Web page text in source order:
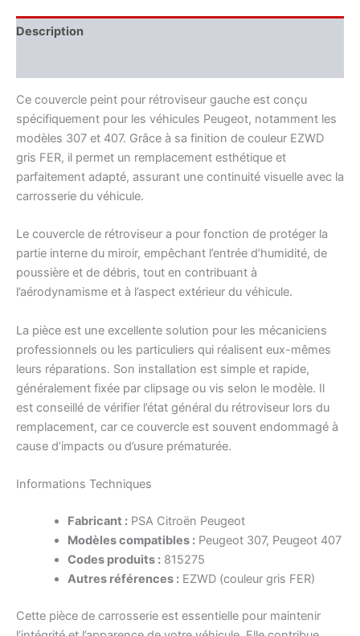
Description
Ce couvercle peint pour rétroviseur gauche est conçu
spécifiquement pour les véhicules Peugeot, notamment les
modèles 307 et 407. Grâce à sa finition de couleur EZWD
gris FER, il permet un remplacement esthétique et
parfaitement adapté, assurant une continuité visuelle avec la
carrosserie du véhicule.
Le couvercle de rétroviseur a pour fonction de protéger la
partie interne du miroir, empêchant l’entrée d’humidité, de
poussière et de débris, tout en contribuant à
l’aérodynamisme et à l’aspect extérieur du véhicule.
La pièce est une excellente solution pour les mécaniciens
professionnels ou les particuliers qui réalisent eux-mêmes
leurs réparations. Son installation est simple et rapide,
généralement fixée par clipsage ou vis selon le modèle. Il
est conseillé de vérifier l’état général du rétroviseur lors du
remplacement, car ce couvercle est souvent endommagé à
cause d’impacts ou d’usure prématurée.
Informations Techniques
Fabricant :PSA Citroën Peugeot
Modèles compatibles :Peugeot 307, Peugeot 407
Codes produits :815275
Autres références :EZWD (couleur gris FER)
Cette pièce de carrosserie est essentielle pour maintenir